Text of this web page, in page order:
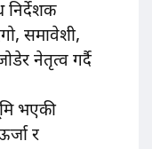
निर्देशक
समावेशी,
नेतृत्व गर्दै
भएकी
र